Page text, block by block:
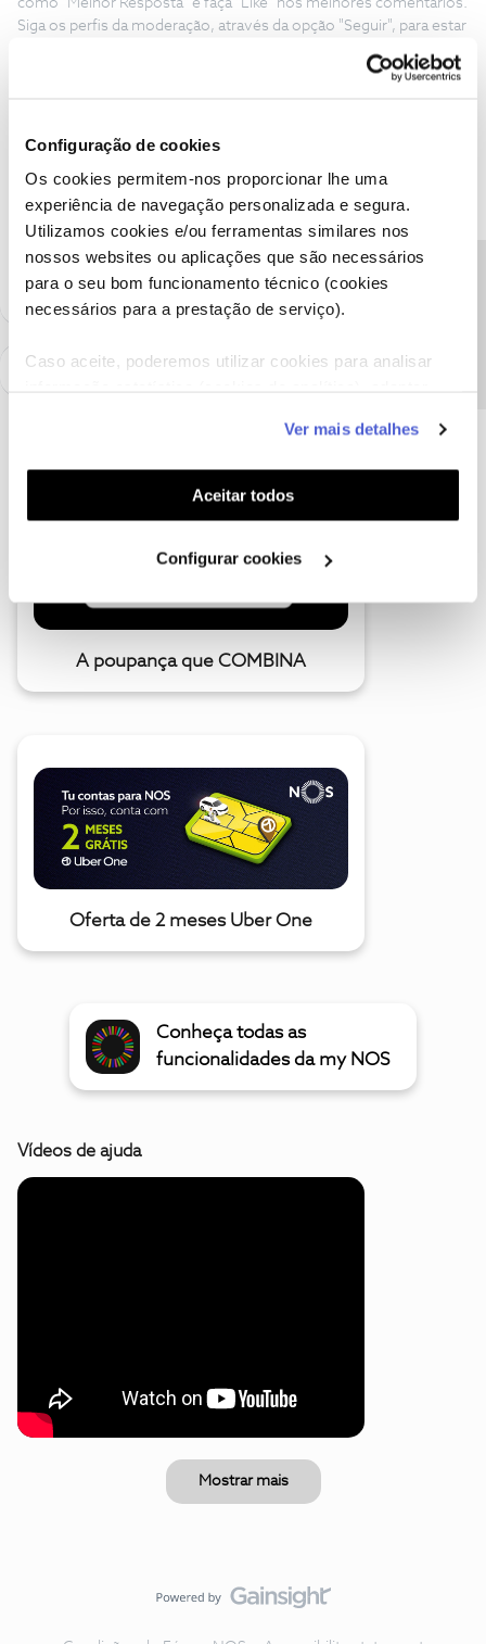
Configuração de cookies
Os cookies permitem-nos proporcionar lhe uma
experiência de navegação personalizada e segura.
Utilizamos cookies e/ou ferramentas similares nos
nossos websites ou aplicações que são necessários
para o seu bom funcionamento técnico (cookies
necessários para a prestação de serviço).
Caso aceite, poderemos utilizar cookies para analisar
funcionalidades (cookies de personalização e
funcionalidade) e adaptar anúncios aos seus interesses
(cookies de publicidade personalizada). Pode gerir a
utilização dos cookies clicando em "Configurar
Ver mais detalhes
Aceitar todos
Configurar cookies
como "Melhor Resposta" e faça "Like" nos melhores comentários.
Siga os perfis da moderação, através da opção "Seguir", para estar
Guimas Forum|Forum|2 years ago
You can’t cancel the contract by being unsatisfied. Gotta work it
out with the technical team
A poupança que COMBINA
Oferta de 2 meses Uber One
Conheça todas as
funcionalidades da my NOS
Vídeos de ajuda
Mostrar mais